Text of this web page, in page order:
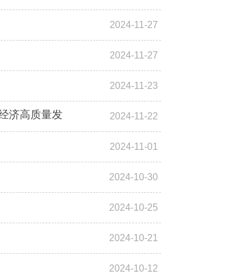
2024-11-27
2024-11-27
2024-11-23
济高质量发 2024-11-22
2024-11-01
2024-10-30
2024-10-25
2024-10-21
2024-10-12